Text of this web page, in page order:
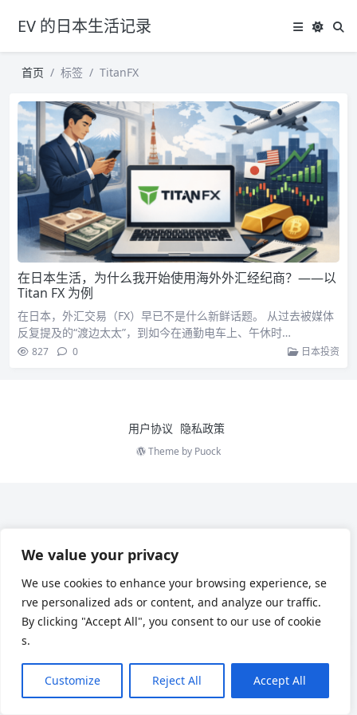
We value your privacy
We use cookies to enhance your browsing experience, se
rve personalized ads or content, and analyze our traffic.
By clicking "Accept All", you consent to our use of cookie
s.
Customize Reject All Accept All
EV 的日本生活记录
首页 标签 TitanFX
在日本生活，为什么我开始使用海外外汇经纪商？——以
Titan FX 为例
在日本，外汇交易（FX）早已不是什么新鲜话题。 从过去被媒体
反复提及的“渡边太太”，到如今在通勤电车上、午休时…
827 0 日本投资
用户协议 隐私政策
Theme by Puock